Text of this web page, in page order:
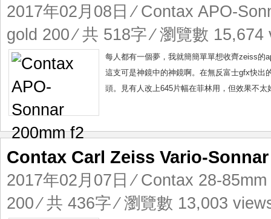
2017年02月08日 ⁄ Contax APO-
gold 200⁄ 共 518字 ⁄ 瀏覽數 15,674
每人都有一個夢，我就簡簡單單想收齊zeiss的
這支可是神鏡中的神鏡啊。在無反富士gfx快出
頭。見有人改上645片幅在菲林用，但效果不
Contax Carl Zeiss Vario-
2017年02月07日 ⁄ Contax 28-
200⁄ 共 436字 ⁄ 瀏覽數 13,003